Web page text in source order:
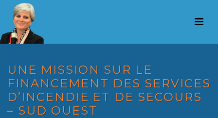
UNE MISSION SUR LE
FINANCEMENT DES SERVICES
D’INCENDIE ET DE SECOURS
– SUD OUEST